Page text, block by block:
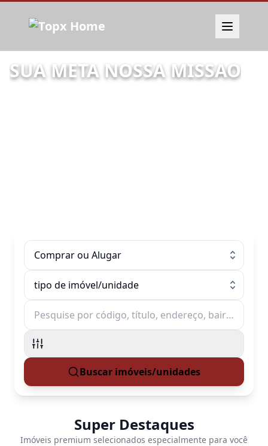
SUA META NOSSA MISSAO
Tipo de transação
Comprar ou Alugar
tipo de imóvel/unidade
tipo de imóvel/unidade
Preço mínimo Preço máximo
Dormitórios
Buscar imóveis/unidades
Super Destaques
Imóveis premium selecionados especialmente para você